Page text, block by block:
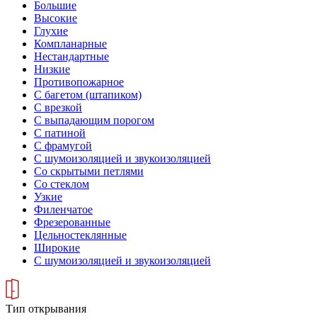
Большие
Высокие
Глухие
Компланарные
Нестандартные
Низкие
Противопожарное
С багетом (штапиком)
С врезкой
С выпадающим порогом
С патиной
С фрамугой
С шумоизоляцией и звукоизоляцией
Со скрытыми петлями
Со стеклом
Узкие
Филенчатое
Фрезерованные
Цельностеклянные
Широкие
С шумоизоляцией и звукоизоляцией
Тип открывания